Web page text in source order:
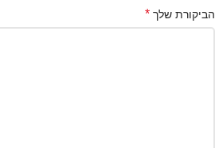
הביקורת שלך *